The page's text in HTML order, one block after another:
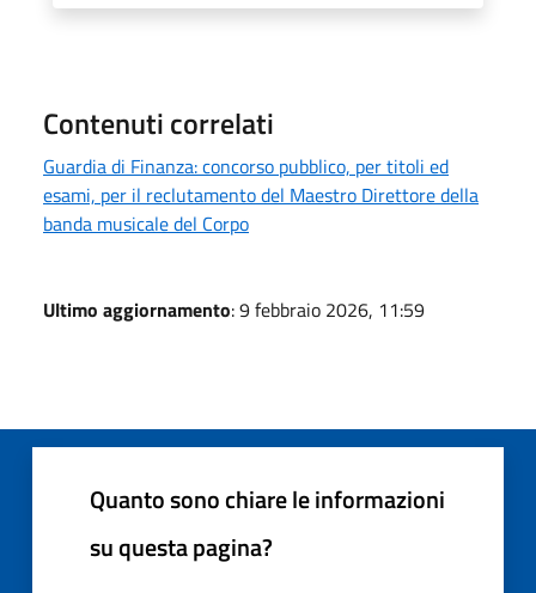
Contenuti correlati
Guardia di Finanza: concorso pubblico, per titoli ed
esami, per il reclutamento del Maestro Direttore della
banda musicale del Corpo
Ultimo aggiornamento: 9 febbraio 2026, 11:59
Quanto sono chiare le informazioni
su questa pagina?